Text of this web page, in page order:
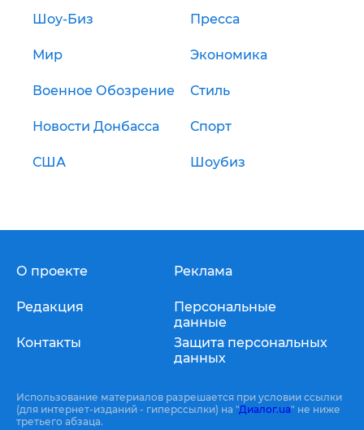
Шоу-Биз Пресса
Мир Экономика
Военное Обозрение Стиль
Новости Донбасса Спорт
США Шоубиз
О проекте
Редакция
Контакты
Реклама
Персональные
данные
Защита персональных
данных
Использование материалов разрешается при условии ссылки
(для интернет-изданий - гиперссылки) на "Диалог.ua" не ниже
третьего абзаца.